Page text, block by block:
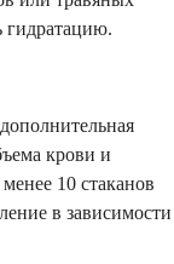
гидратацию.
крови и
10 стаканов
в зависимости